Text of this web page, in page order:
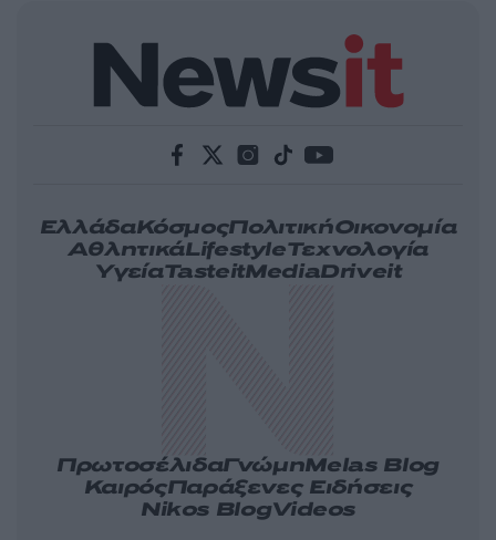
ΕλλάδαΚόσμοςΠολιτικήΟικονομία
ΑθλητικάLifestyleΤεχνολογία
ΥγείαTasteitMediaDriveit
ΠρωτοσέλιδαΓνώμηMelas Blog
ΚαιρόςΠαράξενες Ειδήσεις
Nikos BlogVideos